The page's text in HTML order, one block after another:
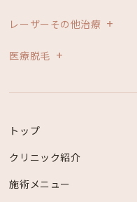
レーザーその他治療
医療脱毛
トップ
クリニック紹介
施術メニュー